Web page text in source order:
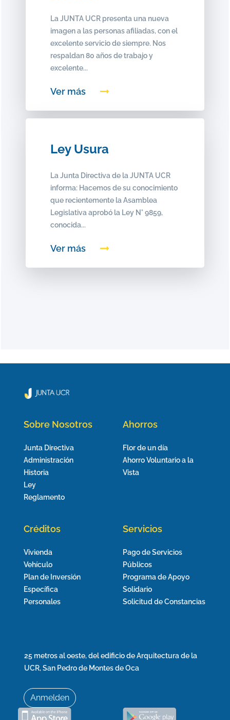
La JUNTA UCR presenta una nueva
imagen a las personas afiliadas, con el
excelente servicio de siempre. Nos
respaldan 80 años de trabajo y
excelente...
Ver más
Ley Usura
La Junta Directiva de la JUNTA UCR
informa: Hacemos de su conocimiento
que recientemente la Asamblea
Legislativa aprobó la Ley N° 9859,
conocida...
Ver más
Sobre Nosotros
Junta Directiva
Administración
Historia
Ley
Reglamento
Ahorros
Flor de un día
Ahorro Voluntario a la
Vista
Créditos
Vivienda
Vehículo
Plan de Inversión
Específica
Personales
Servicios
Pago de Servicios
Públicos
Programa de Apoyo
Solidario
Solicitud de Constancias
25 metros al oeste, del edificio de Arquitectura de la
UCR, San Pedro de Montes de Oca
Anmelden